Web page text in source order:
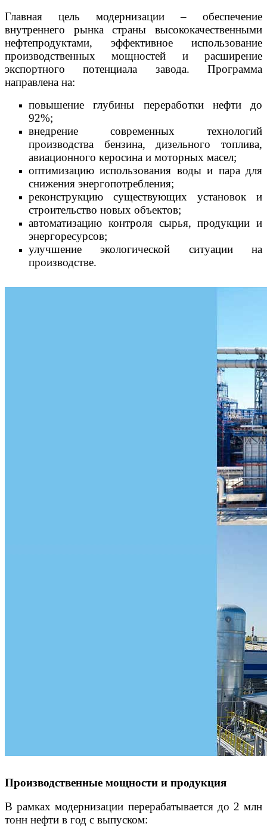
Главная цель модернизации – обеспечение
внутреннего рынка страны высококачественными
нефтепродуктами, эффективное использование
производственных мощностей и расширение
экспортного потенциала завода. Программа
направлена на:
повышение глубины переработки нефти до
92%;
внедрение современных технологий
производства бензина, дизельного топлива,
авиационного керосина и моторных масел;
оптимизацию использования воды и пара для
снижения энергопотребления;
реконструкцию существующих установок и
строительство новых объектов;
автоматизацию контроля сырья, продукции и
энергоресурсов;
улучшение экологической ситуации на
производстве.
Производственные мощности и продукция
В рамках модернизации перерабатывается до 2 млн
тонн нефти в год с выпуском: